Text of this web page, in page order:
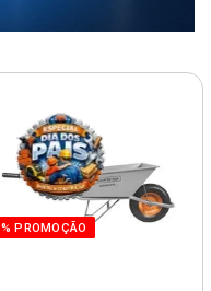
% PROMOÇÃO